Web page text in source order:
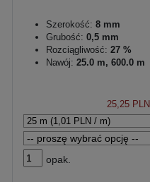
Szerokość: 8 mm
Grubość: 0,5 mm
Rozciągliwość: 27 %
Nawój: 25.0 m, 600.0 m
25,25 PLN
opak.